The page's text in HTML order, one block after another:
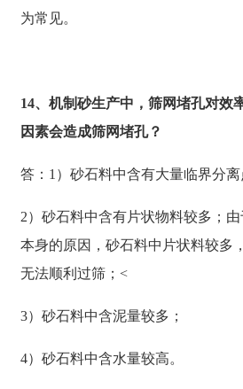
为常见。
14、机制砂生产中，筛网堵孔对效
因素会造成筛网堵孔？
答：1）砂石料中含有大量临界分离
2）砂石料中含有片状物料较多；
本身的原因，砂石料中片状料较多
无法顺利过筛；<
3）砂石料中含泥量较多；
4）砂石料中含水量较高。